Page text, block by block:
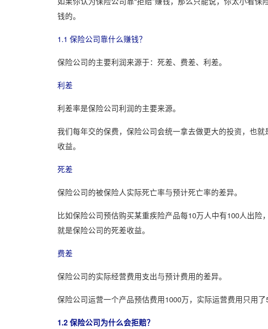
钱的。
1.1 保险公司靠什么赚钱？
保险公司的主要利润来源于：死差、费差、利差。
利差
利差率是保险公司利润的主要来源。
我们每年交的保费，保险公司会统一拿去做更大的投资，也
收益。
死差
保险公司的被保险人实际死亡率与预计死亡率的差异。
比如保险公司预估购买某重疾险产品每10万人中有100人出险
就是保险公司的死差收益。
费差
保险公司的实际经营费用支出与预计费用的差异。
保险公司运营一个产品预估费用1000万，实际运营费用只用了
1.2 保险公司为什么会拒赔？